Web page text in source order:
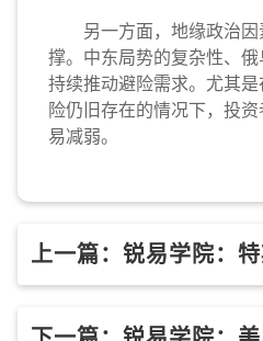
另一方面，地缘政治因
撑。中东局势的复杂性、
持续推动避险需求。尤其
险仍旧存在的情况下，投
易减弱。
上一篇：锐易学院：
狂飙，股价创三年来